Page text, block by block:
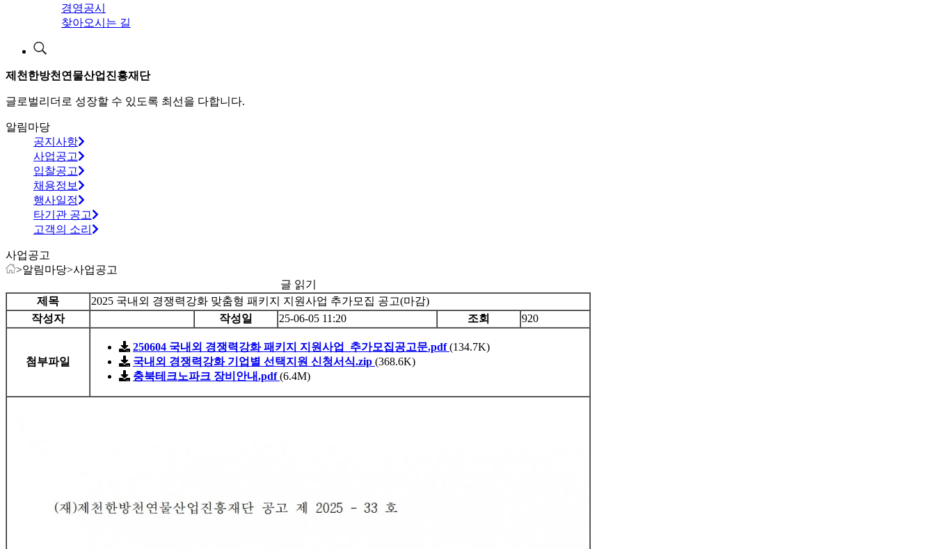
경영공시
찾아오시는 길
제천한방천연물산업진흥재단
글로벌리더로 성장할 수 있도록 최선을 다합니다.
알림마당
공지사항
사업공고
입찰공고
채용정보
행사일정
타기관 공고
고객의 소리
사업공고
>알림마당>사업공고
글 읽기
제목
2025 국내외 경쟁력강화 맞춤형 패키지 지원사업 추가모집 공고(마감)
작성자
작성일 25-06-05 11:20 조회 920
첨부파일
250604 국내외 경쟁력강화 패키지 지원사업_추가모집공고문.pdf (134.7K)
국내외 경쟁력강화 기업별 선택지원 신청서식.zip (368.6K)
충북테크노파크 장비안내.pdf (6.4M)